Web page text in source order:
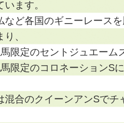
います。
など各国のギニーレース
、
限定のセントジュエーム
限定のコロネーションS
混合のクイーンアンSでチ